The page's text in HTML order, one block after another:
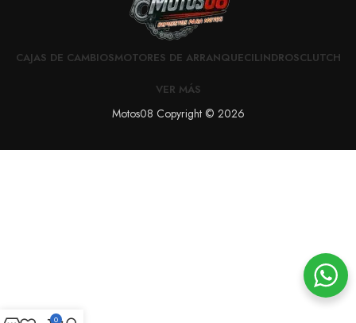
CAJAS DE CAMBIOSMOTORES DE ARRANQUECILINDROSCLUTCH
VER MÁS
Motos08 Copyright © 2026
0